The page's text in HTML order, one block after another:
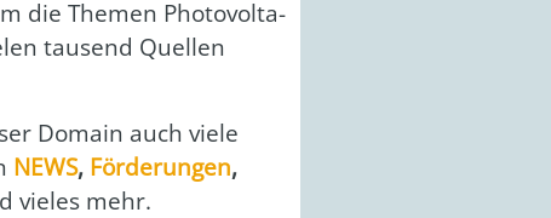
die The­men Pho­to­vol­ta­
tau­send Quel­len
Domain auch vie­le
NEWS, För­de­run­gen,
vie­les mehr.